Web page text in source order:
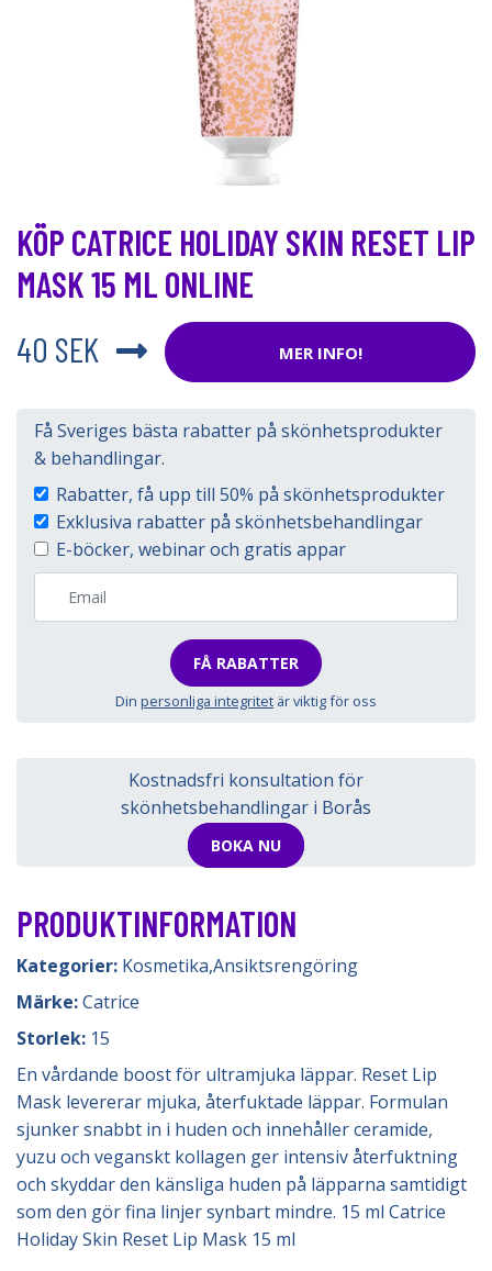
KÖP CATRICE HOLIDAY SKIN RESET LIP
MASK 15 ML ONLINE
40 SEK
MER INFO!
Få Sveriges bästa rabatter på skönhetsprodukter
& behandlingar.
Rabatter, få upp till 50% på skönhetsprodukter
Exklusiva rabatter på skönhetsbehandlingar
E-böcker, webinar och gratis appar
FÅ RABATTER
Din personliga integritet är viktig för oss
Kostnadsfri konsultation för
skönhetsbehandlingar i Borås
BOKA NU
PRODUKTINFORMATION
Kategorier: Kosmetika,Ansiktsrengöring
Märke:Catrice
Storlek: 15
En vårdande boost för ultramjuka läppar. Reset Lip
Mask levererar mjuka, återfuktade läppar. Formulan
sjunker snabbt in i huden och innehåller ceramide,
yuzu och veganskt kollagen ger intensiv återfuktning
och skyddar den känsliga huden på läpparna samtidigt
som den gör fina linjer synbart mindre. 15 ml Catrice
Holiday Skin Reset Lip Mask 15 ml